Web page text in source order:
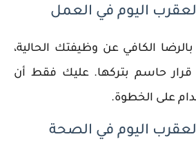
اليوم في العمل
الكافي عن وظيفتك الحالية،
قرار حاسم بتركها. عليك فقط أن
على الخطوة.
اليوم في الصحة